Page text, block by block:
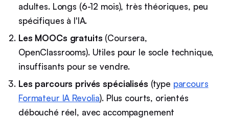
adultes. Longs (6-12 mois), très théoriques, peu
spécifiques à l'IA.
Les MOOCs gratuits (Coursera,
OpenClassrooms). Utiles pour le socle technique,
insuffisants pour se vendre.
Les parcours privés spécialisés (type parcours
Formateur IA Revolia). Plus courts, orientés
débouché réel, avec accompagnement